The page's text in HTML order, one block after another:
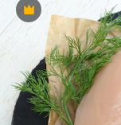
Premium